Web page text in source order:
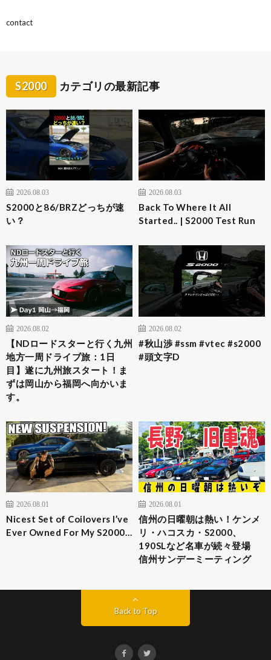
contact
S2000 カテゴリの最新記事
2026.08.03
S2000と86/BRZどっちが速
い？
2026.08.03
Back To Where It All
Started.. | S2000 Test Run
2026.08.02
【NDロードスターと行く九州
地方一周ドライブ旅：1日
目】遂に九州旅スタート！ま
ずは岡山から福岡へ向かいま
す。
2026.08.02
#秋山渉 #ssm #vtec #s2000
#頭文字D
2026.08.01
Nicest Set of Coilovers I’ve
Ever Owned For My S2000…
2026.08.01
信州の日曜朝は熱い！ケンメ
リ・ハコスカ・S2000、
190SLなど名車が続々登場
信州サンデーミーティング
Back to Top